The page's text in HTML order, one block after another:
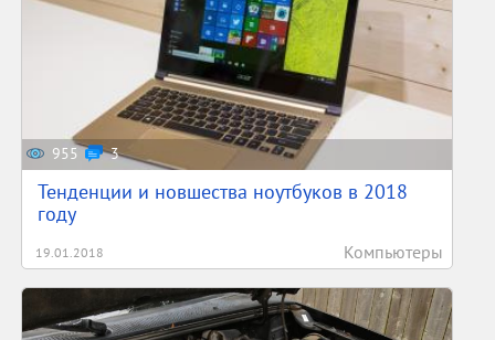
955 3
Тенденции и новшества ноутбуков в 2018
году
19.01.2018 Компьютеры